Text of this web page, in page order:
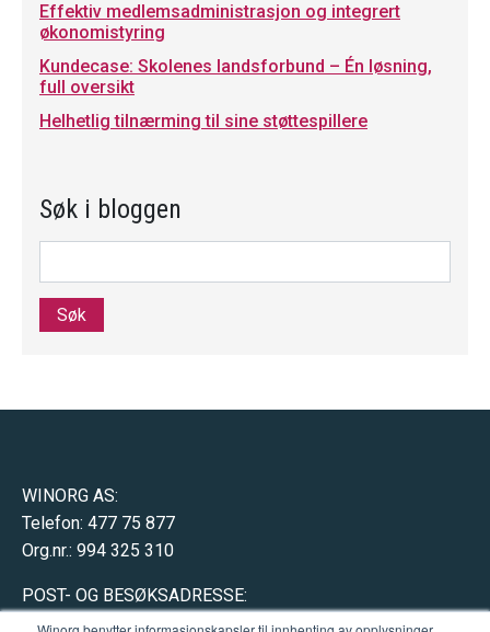
Effektiv medlemsadministrasjon og integrert
økonomistyring
Kundecase: Skolenes landsforbund – Én løsning,
full oversikt
Helhetlig tilnærming til sine støttespillere
Søk i bloggen
Søk
WINORG AS:
Telefon: 477 75 877
Org.nr.: 994 325 310
POST- OG BESØKSADRESSE:
Hausmannsgate 17